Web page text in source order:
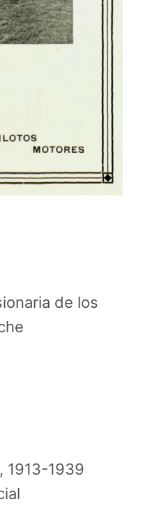
de los
, 1913-1939